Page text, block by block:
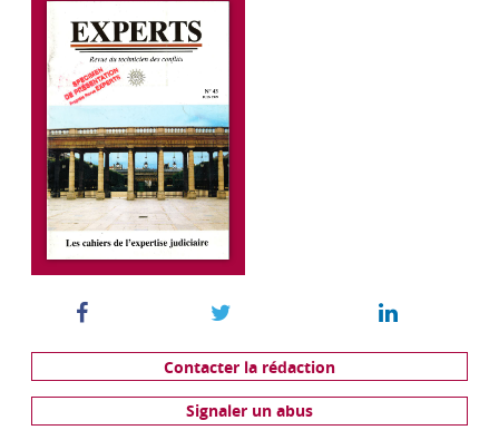
Contacter la rédaction
Signaler un abus